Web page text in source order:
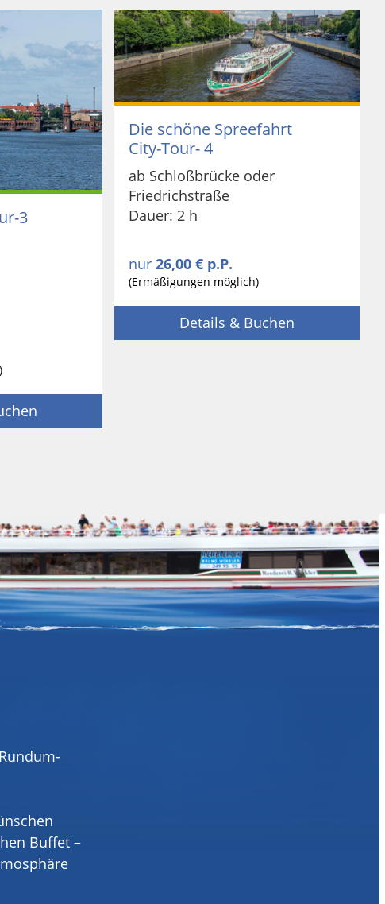
3
Die schöne Spreefahrt
City-Tour- 4
ab Schloßbrücke oder
Friedrichstraße
Dauer: 2 h
nur26,00 € p.P.
(Ermäßigungen möglich)
Details & Buchen
Buffet –